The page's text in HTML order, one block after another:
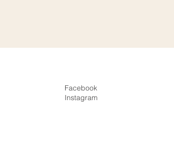
Facebook
Instagram